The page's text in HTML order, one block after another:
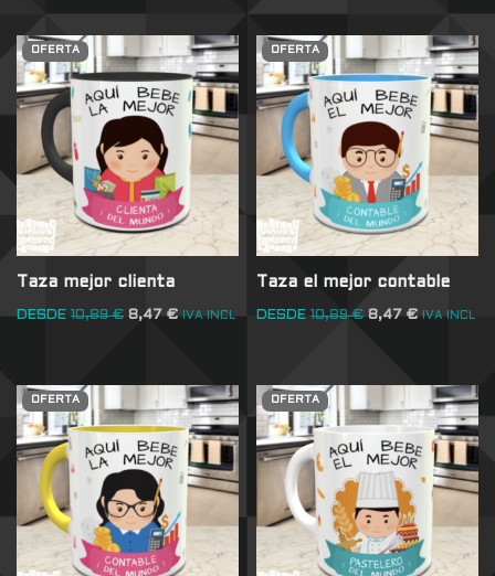
OFERTA
Taza mejor clienta
DESDE 10,89€ 8,47€ IVA INCL
OFERTA
Taza el mejor contable
DESDE 10,89€ 8,47€ IVA INCL
OFERTA OFERTA